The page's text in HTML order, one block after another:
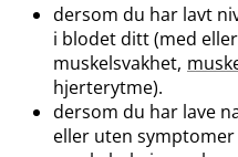
dersom du har lavt
i blodet ditt (med
muskelsvakhet,
hjerterytme).
dersom du har lave
eller uten